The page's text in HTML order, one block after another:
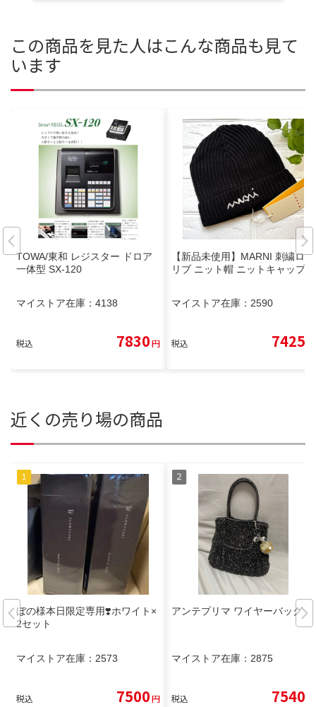
この商品を見た人はこんな商品も見て
います
TOWA/東和 レジスター ドロア
一体型 SX-120
マイストア在庫： 4138
税込 7830円
【新品未使用】MARNI 刺繍ロゴ
リブ ニット帽 ニットキャップ
マイストア在庫： 2590
税込 7425
近くの売り場の商品
ぼの様本日限定専用❣️ホワイト×
2セット
マイストア在庫： 2573
税込 7500円
アンテプリマ ワイヤーバッグ
マイストア在庫： 2875
税込 7540